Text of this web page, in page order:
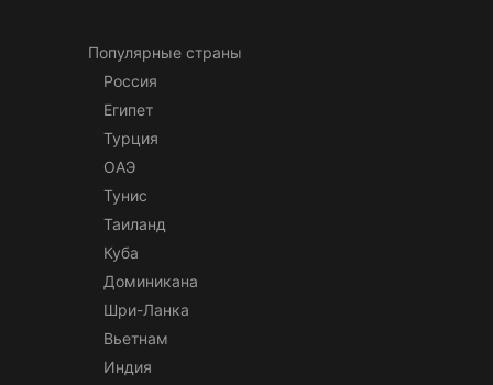
Популярные страны
Россия
Египет
Турция
ОАЭ
Тунис
Таиланд
Куба
Доминикана
Шри-Ланка
Вьетнам
Индия